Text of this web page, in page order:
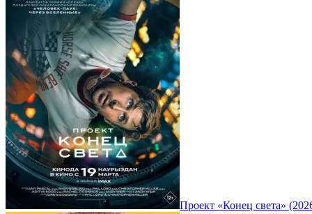
Проект «Конец света»